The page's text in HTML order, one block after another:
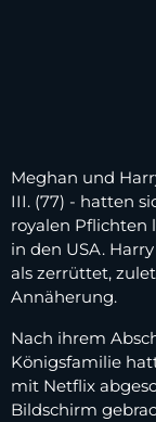
Meghan und
III. (77) - hatten
royalen Pflichten
in den USA.
als zerrüttet,
Annäherung.
Nach ihrem
Königsfamilie
mit Netflix
Bildschirm